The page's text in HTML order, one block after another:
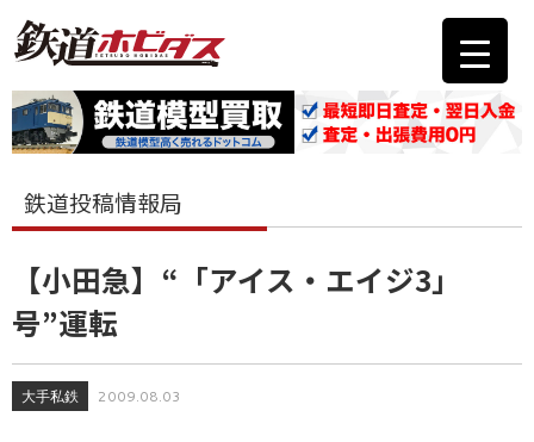
鉄道投稿情報局
【小田急】“「アイス・エイジ3」
号”運転
大手私鉄 2009.08.03